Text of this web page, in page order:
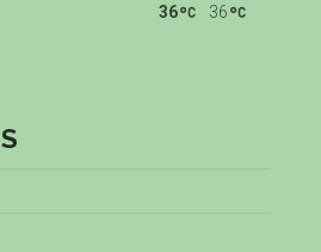
36
36